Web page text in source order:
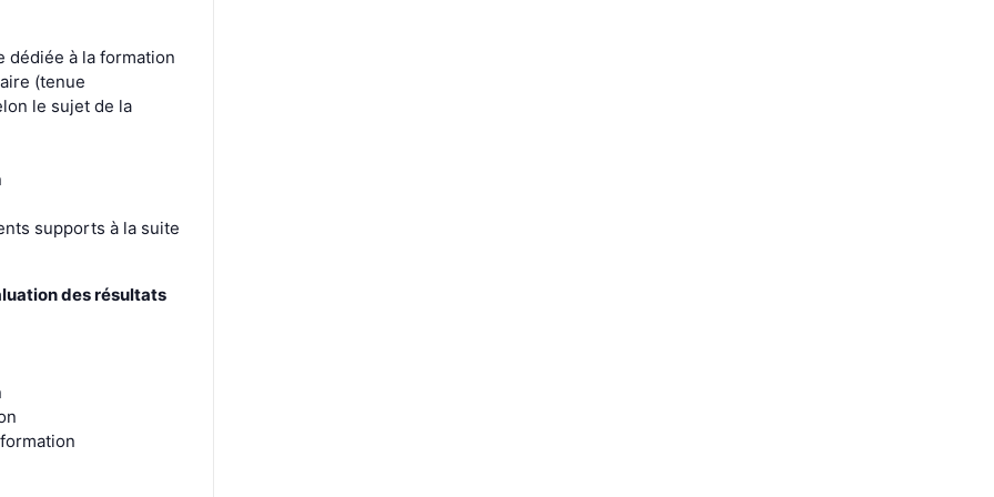
dédiée à la formation
(tenue
le sujet de la
supports à la suite
des résultats